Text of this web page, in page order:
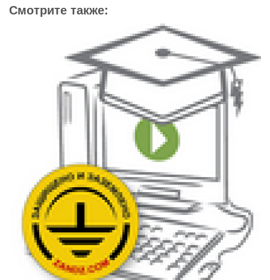
Смотрите также: